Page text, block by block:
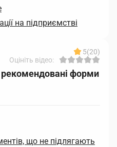
на підприємстві
5(20)
Оцініть відео:
рекомендовані форми
що не підлягають